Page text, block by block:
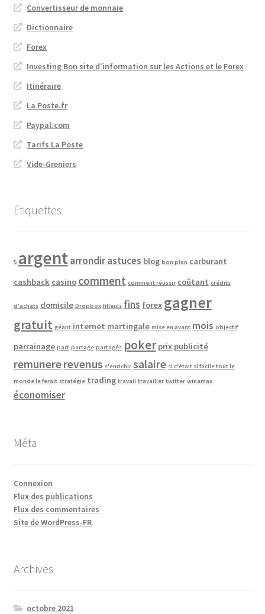
Convertisseur de monnaie
Dictionnaire
Forex
Investing Bon site d'information sur les Actions et le Forex
Itinéraire
La Poste.fr
Paypal.com
Tarifs La Poste
Vide-Greniers
Étiquettes
5 argentarrondirastuces blog bon plan carburant
cashback casino comment comment réussir coûtant crédits
d'achats domicile Dropbox filleuls fins forex gagner
gratuit géant internet martingale mise en avant mois objectif
parrainage part partage partagés poker prix publicité
remunererevenus s'enrichir salaire si c'était si facile tout le
monde le ferait stratégie trading travail travailler twitter winamax
économiser
Méta
Connexion
Flux des publications
Flux des commentaires
Site de WordPress-FR
Archives
octobre 2021